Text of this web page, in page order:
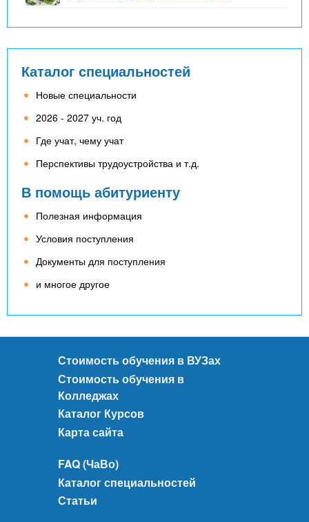
Каталог специальностей
Новые специальности
2026 - 2027 уч. год
Где учат, чему учат
Перспективы трудоустройства и т.д.
В помощь абитуриенту
Полезная информация
Условия поступления
Документы для поступления
и многое другое
Стоимость обучения в ВУЗах
Стоимость обучения в
Колледжах
Каталог Курсов
Карта сайта
FAQ (ЧаВо)
Каталог специальностей
Статьи